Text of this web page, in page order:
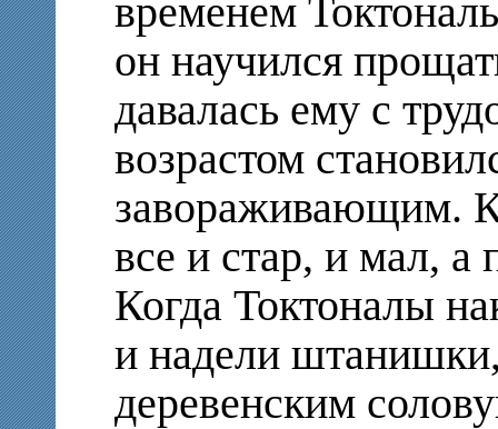
временем
он научился
давалась ему с
возрастом
завораживающим.
все и стар, и мал, а
Когда Токтоналы
и надели штанишки,
деревенским